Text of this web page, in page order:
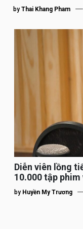
by Thai Khang Pham
Diễn viên lồng
10.000 tập phim
nhất”
by Huyền My Trương